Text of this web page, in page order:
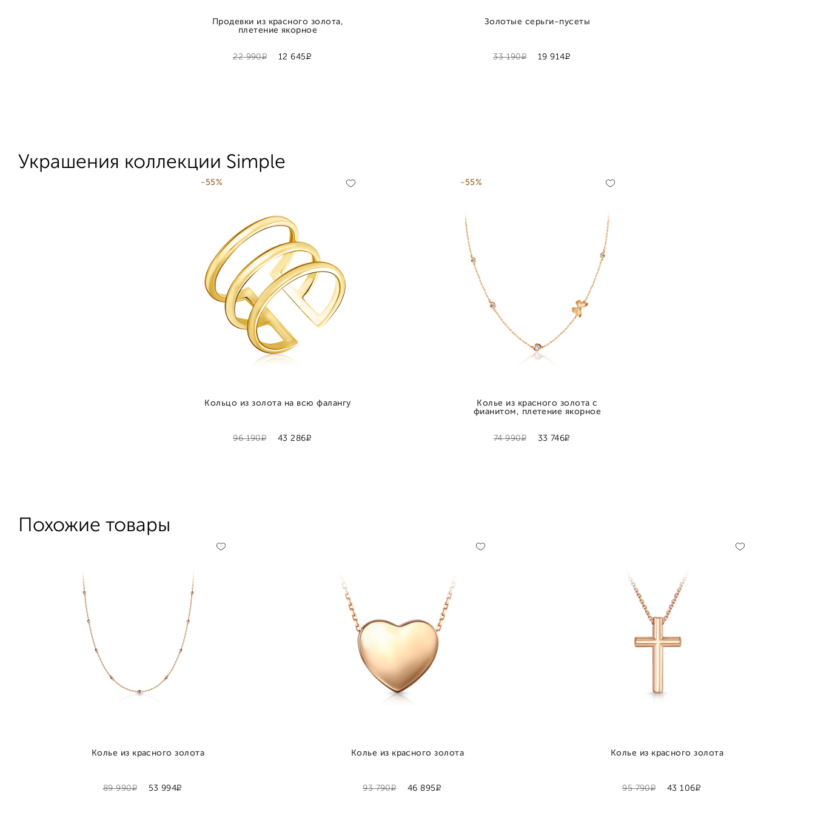
22 990Р 12 645Р
Продевки из красного золота,
плетение якорное
33 190Р 19 914Р
Золотые серьги-пусеты
Украшения коллекции Simple
-55%
96 190Р 43 286Р
Кольцо из золота на всю фалангу
-55%
74 990Р 33 746Р
Колье из красного золота с
фианитом, плетение якорное
Похожие товары
89 990Р 53 994Р
Колье из красного золота
93 790Р 46 895Р
Колье из красного золота
95 790Р 43 106Р
Колье из красного золота